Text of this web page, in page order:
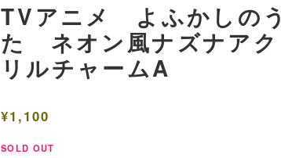
TVアニメ よふかしのう
た ネオン風ナズナアク
リルチャームA
¥1,100
SOLD OUT